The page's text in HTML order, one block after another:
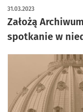
Założą
spotkanie w
31.03.2023